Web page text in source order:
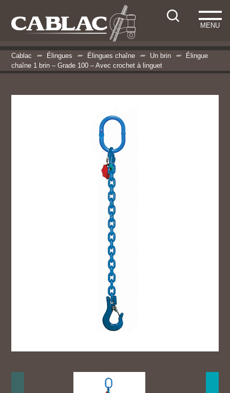
MENU
Cablac Élingues Élingues chaîne Un brin
Élingue
chaîne 1 brin – Grade 100 – Avec crochet à linguet